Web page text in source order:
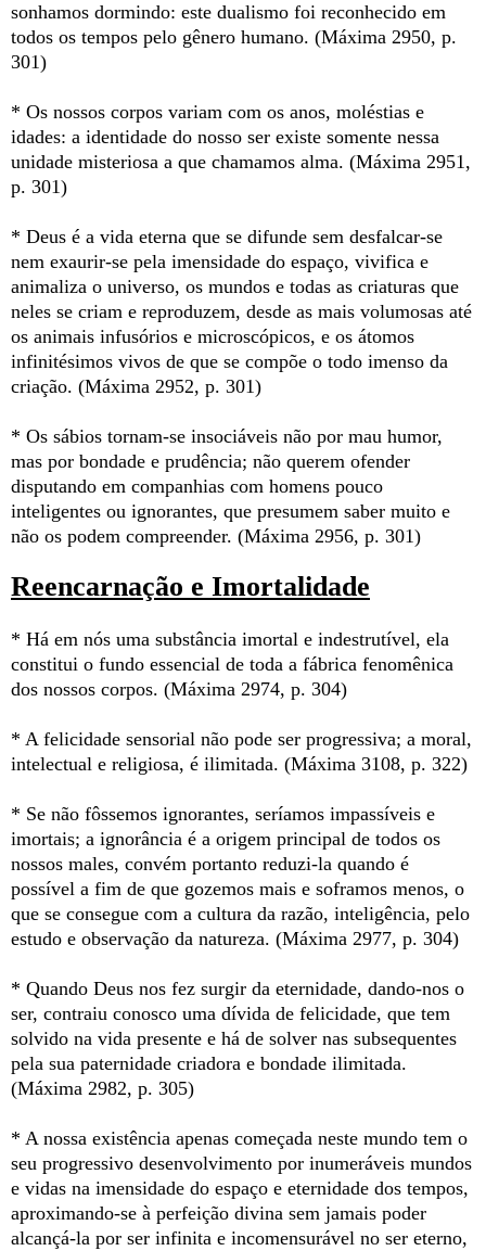
sonhamos dormindo: este dualismo foi reconhecido em
todos os tempos pelo gênero humano. (Máxima 2950, p.
301)
* Os nossos corpos variam com os anos, moléstias e
idades: a identidade do nosso ser existe somente nessa
unidade misteriosa a que chamamos alma. (Máxima 2951,
p. 301)
* Deus é a vida eterna que se difunde sem desfalcar-se
nem exaurir-se pela imensidade do espaço, vivifica e
animaliza o universo, os mundos e todas as criaturas que
neles se criam e reproduzem, desde as mais volumosas até
os animais infusórios e microscópicos, e os átomos
infinitésimos vivos de que se compõe o todo imenso da
criação. (Máxima 2952, p. 301)
* Os sábios tornam-se insociáveis não por mau humor,
mas por bondade e prudência; não querem ofender
disputando em companhias com homens pouco
inteligentes ou ignorantes, que presumem saber muito e
não os podem compreender. (Máxima 2956, p. 301)
Reencarnação e Imortalidade
* Há em nós uma substância imortal e indestrutível, ela
constitui o fundo essencial de toda a fábrica fenomênica
dos nossos corpos. (Máxima 2974, p. 304)
* A felicidade sensorial não pode ser progressiva; a moral,
intelectual e religiosa, é ilimitada. (Máxima 3108, p. 322)
* Se não fôssemos ignorantes, seríamos impassíveis e
imortais; a ignorância é a origem principal de todos os
nossos males, convém portanto reduzi-la quando é
possível a fim de que gozemos mais e soframos menos, o
que se consegue com a cultura da razão, inteligência, pelo
estudo e observação da natureza. (Máxima 2977, p. 304)
* Quando Deus nos fez surgir da eternidade, dando-nos o
ser, contraiu conosco uma dívida de felicidade, que tem
solvido na vida presente e há de solver nas subsequentes
pela sua paternidade criadora e bondade ilimitada.
(Máxima 2982, p. 305)
* A nossa existência apenas começada neste mundo tem o
seu progressivo desenvolvimento por inumeráveis mundos
e vidas na imensidade do espaço e eternidade dos tempos,
aproximando-se à perfeição divina sem jamais poder
alcançá-la por ser infinita e incomensurável no ser eterno,